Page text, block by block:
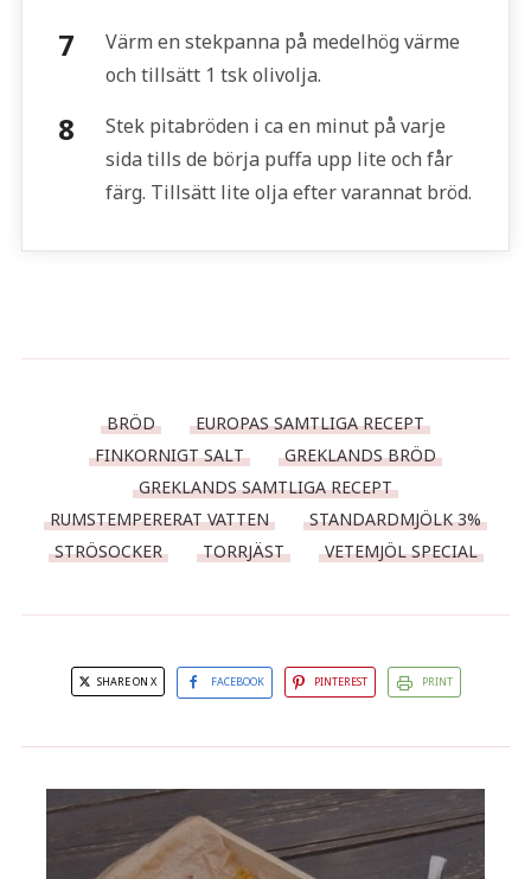
Värm en stekpanna på medelhög värme
och tillsätt 1 tsk olivolja.
Stek pitabröden i ca en minut på varje
sida tills de börja puffa upp lite och får
färg. Tillsätt lite olja efter varannat bröd.
BRÖD
EUROPAS SAMTLIGA RECEPT
FINKORNIGT SALT
GREKLANDS BRÖD
GREKLANDS SAMTLIGA RECEPT
RUMSTEMPERERAT VATTEN
STANDARDMJÖLK 3%
STRÖSOCKER
TORRJÄST VETEMJÖL SPECIAL
SHARE ON X FACEBOOK PINTEREST PRINT